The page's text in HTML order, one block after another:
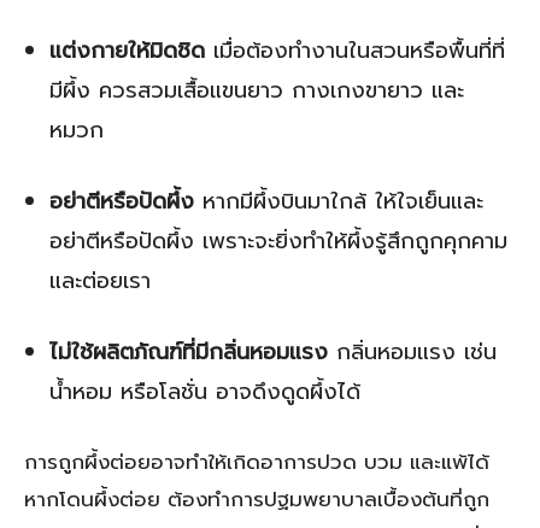
แต่งกายให้มิดชิด เมื่อต้องทำงานในสวนหรือพื้นที่ที่
มีผึ้ง ควรสวมเสื้อแขนยาว กางเกงขายาว และ
หมวก
อย่าตีหรือปัดผึ้ง หากมีผึ้งบินมาใกล้ ให้ใจเย็นและ
อย่าตีหรือปัดผึ้ง เพราะจะยิ่งทำให้ผึ้งรู้สึกถูกคุกคาม
และต่อยเรา
ไม่ใช้ผลิตภัณฑ์ที่มีกลิ่นหอมแรง กลิ่นหอมแรง เช่น
น้ำหอม หรือโลชั่น อาจดึงดูดผึ้งได้
การถูกผึ้งต่อยอาจทำให้เกิดอาการปวด บวม และแพ้ได้
หากโดนผึ้งต่อย ต้องทำการปฐมพยาบาลเบื้องต้นที่ถูก